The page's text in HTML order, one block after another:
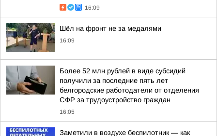
16:09
Шёл на фронт не за медалями
16:09
Более 52 млн рублей в виде субсидий
получили за последние пять лет
белгородские работодатели от отделения
СФР за трудоустройство граждан
16:05
Заметили в воздухе беспилотник — как